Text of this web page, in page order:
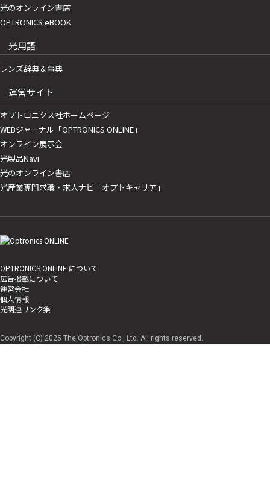
光のオンライン書店
OPTRONICS eBOOK
光用語
レンズ辞典＆事典
運営サイト
オプトロニクス社ホームページ
WEBジャーナル「OPTRONICS ONLINE」
オンライン展示会
光製品Navi
光のオンライン書店
光産業専門求職・求人ナビ「オプトキャリア」
OPTRONICS ONLINE について
広告掲載について
運営会社
個人情報
光関連リンク集
Copyright (C) 2025 The Optronics Co., Ltd. All rights reserved.